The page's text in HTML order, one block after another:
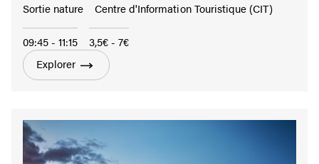
Sortie nature Centre d'Information Touristique (CIT)
09:45 - 11:15
3,5€ - 7€
Explorer